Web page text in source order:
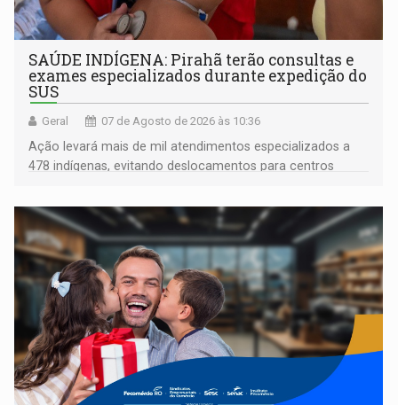
SAÚDE INDÍGENA: Pirahã terão consultas e
exames especializados durante expedição do
SUS
Geral 07 de Agosto de 2026 às 10:36
Ação levará mais de mil atendimentos especializados a
478 indígenas, evitando deslocamentos para centros